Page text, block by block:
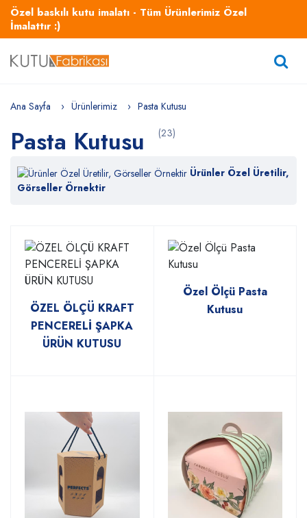
Özel baskılı kutu imalatı - Tüm Ürünlerimiz Özel
İmalattır :)
Ana Sayfa Ürünlerimiz Pasta Kutusu
Pasta Kutusu (23)
Ürünler Özel Üretilir,
Görseller Örnektir
ÖZEL ÖLÇÜ KRAFT
PENCERELİ ŞAPKA
ÜRÜN KUTUSU
Özel Ölçü Pasta
Kutusu